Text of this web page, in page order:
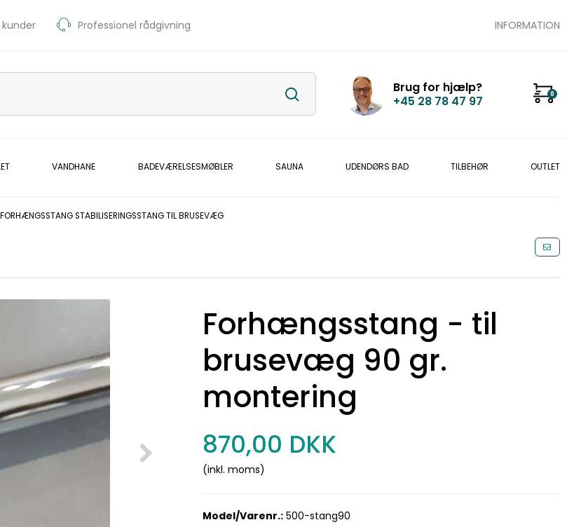
kunder Professionel rådgivning INFORMATION
Brug for hjælp?
+45 28 78 47 97
0
VANDHANE BADEVÆRELSESMØBLER SAUNA UDENDØRS BAD TILBEHØR OUTLET
FORHÆNGSSTANG STABILISERINGSSTANG TIL BRUSEVÆG
Forhængsstang - til
brusevæg 90 gr.
montering
870,00 DKK
(inkl. moms)
Model/Varenr.: 500-stang90